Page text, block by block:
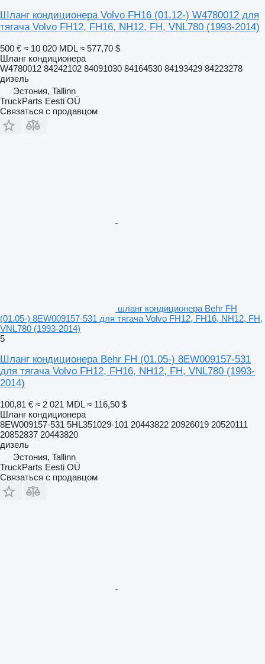
Шланг кондиционера Volvo FH16 (01.12-) W4780012 для
тягача Volvo FH12, FH16, NH12, FH, VNL780 (1993-2014)
500 € ≈ 10 020 MDL ≈ 577,70 $
Шланг кондиционера
W4780012 84242102 84091030 84164530 84193429 84223278
дизель
Эстония, Tallinn
TruckParts Eesti OÜ
Связаться с продавцом
шланг кондиционера Behr FH
(01.05-) 8EW009157-531 для тягача Volvo FH12, FH16, NH12, FH,
VNL780 (1993-2014)
5
Шланг кондиционера Behr FH (01.05-) 8EW009157-531
для тягача Volvo FH12, FH16, NH12, FH, VNL780 (1993-
2014)
100,81 € ≈ 2 021 MDL ≈ 116,50 $
Шланг кондиционера
8EW009157-531 5HL351029-101 20443822 20926019 20520111
20852837 20443820
дизель
Эстония, Tallinn
TruckParts Eesti OÜ
Связаться с продавцом